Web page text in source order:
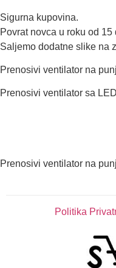
Sigurna kupovina.
Povrat novca u roku od 15
Saljemo dodatne slike na
Prenosivi ventilator na
Prenosivi ventilator sa
Prenosivi ventilator na
Politika